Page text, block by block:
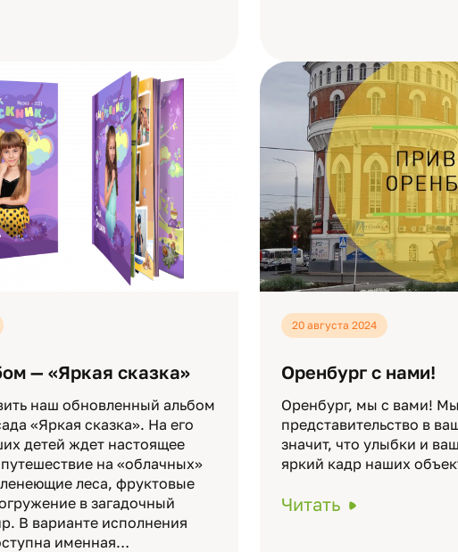
— «Яркая сказка»
наш обновленный альбом
«Яркая сказка». На его
детей ждет настоящее
на «облачных»
леса, фруктовые
в загадочный
В варианте исполнения
именная…
20 августа 2024
Оренбург с нами!
Оренбург, мы с вами!
представительство в
значит, что улыбки и
яркий кадр наших
Читать